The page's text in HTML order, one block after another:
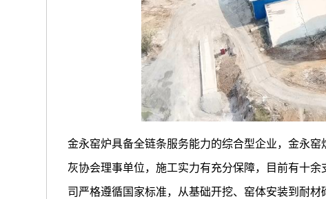
金永窑炉具备全链条服务能力的综合型企业，金永
灰协会理事单位，施工实力有充分保障，目前有十
司严格遵循国家标准，从基础开挖、窑体安装到耐材